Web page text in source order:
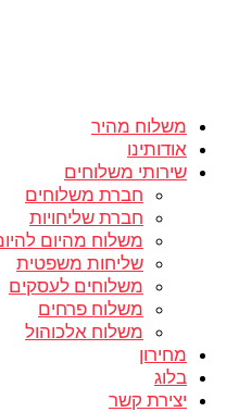
משלוח מהיר
אודותינו
שירותי משלוחים
חברת משלוחים
חברת שליחויות
משלוח מהיום
שליחות משפטית
משלוחים לעסקים
משלוח פרחים
משלוח אלכוהול
מחירון
בלוג
יצירת קשר